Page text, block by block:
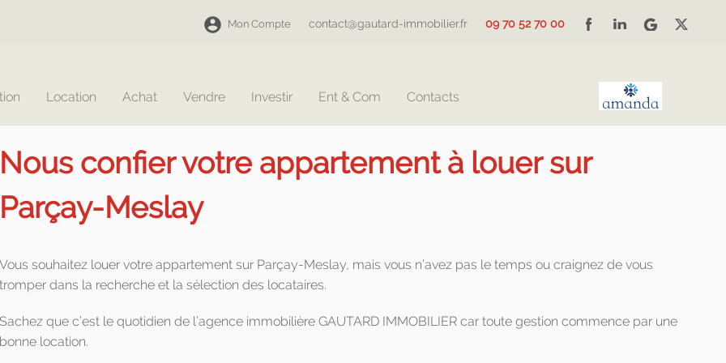
Mon Compte contact@gautard-immobilier.fr 09 70 52 70 00
Location Achat Vendre Investir Ent & Com Contacts
Nous confier votre appartement à louer sur
Parçay-Meslay
Vous souhaitez louer votre appartement sur Parçay-Meslay, mais vous n’avez pas le temps ou craignez de vous
tromper dans la recherche et la sélection des locataires.
Sachez que c’est le quotidien de l’agence immobilière GAUTARD IMMOBILIER car toute gestion commence par une
bonne location.